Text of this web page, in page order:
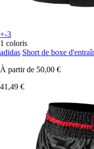
+-3
1 coloris
adidas Short de boxe
À partir de 50,00 €
41,49 €